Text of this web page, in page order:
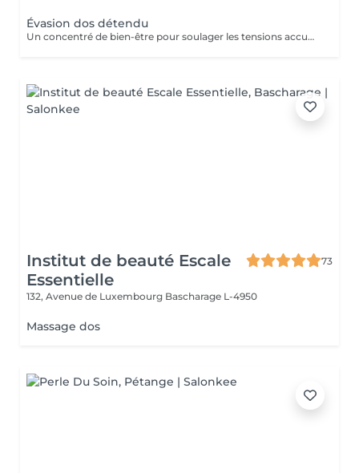
Évasion dos détendu
Un concentré de bien-être pour soulager les tensions accumulées. Ce massage ciblé du dos, de la nuque et des épaules combine des manuvres enveloppantes et profondes pour libérer le stress et apporter une sensation immédiate de légèreté. Idéal pour une pause relaxante en pleine journée.
Institut de beauté Escale
Essentielle
73
132, Avenue de Luxembourg Bascharage L-4950
Massage dos